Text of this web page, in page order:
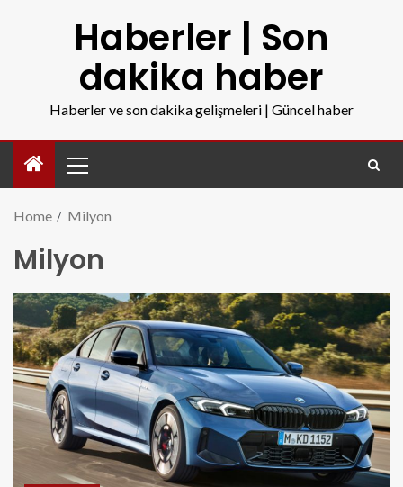
Haberler | Son
dakika haber
Haberler ve son dakika gelişmeleri | Güncel haber
Home Milyon
Milyon